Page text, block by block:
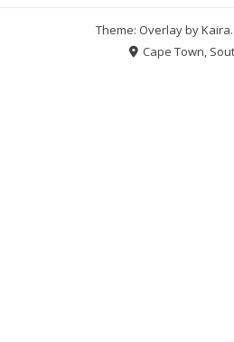
Theme: Overlay byKaira.
Cape Town,